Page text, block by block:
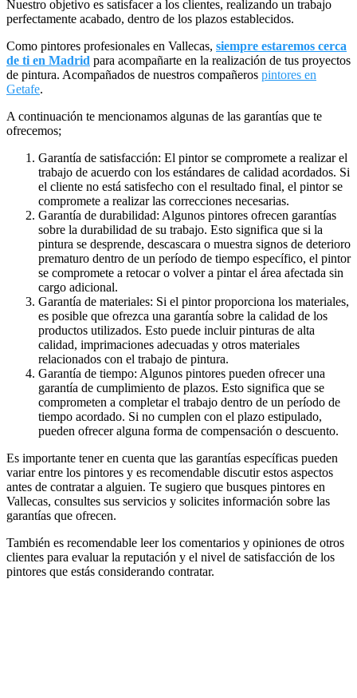
Nuestro objetivo es satisfacer a los clientes, realizando un trabajo
perfectamente acabado, dentro de los plazos establecidos.
Como pintores profesionales en Vallecas, siempre estaremos cerca
de ti en Madrid para acompañarte en la realización de tus proyectos
de pintura. Acompañados de nuestros compañeros pintores en
Getafe.
A continuación te mencionamos algunas de las garantías que te
ofrecemos;
Garantía de satisfacción: El pintor se compromete a realizar el
trabajo de acuerdo con los estándares de calidad acordados. Si
el cliente no está satisfecho con el resultado final, el pintor se
compromete a realizar las correcciones necesarias.
Garantía de durabilidad: Algunos pintores ofrecen garantías
sobre la durabilidad de su trabajo. Esto significa que si la
pintura se desprende, descascara o muestra signos de deterioro
prematuro dentro de un período de tiempo específico, el pintor
se compromete a retocar o volver a pintar el área afectada sin
cargo adicional.
Garantía de materiales: Si el pintor proporciona los materiales,
es posible que ofrezca una garantía sobre la calidad de los
productos utilizados. Esto puede incluir pinturas de alta
calidad, imprimaciones adecuadas y otros materiales
relacionados con el trabajo de pintura.
Garantía de tiempo: Algunos pintores pueden ofrecer una
garantía de cumplimiento de plazos. Esto significa que se
comprometen a completar el trabajo dentro de un período de
tiempo acordado. Si no cumplen con el plazo estipulado,
pueden ofrecer alguna forma de compensación o descuento.
Es importante tener en cuenta que las garantías específicas pueden
variar entre los pintores y es recomendable discutir estos aspectos
antes de contratar a alguien. Te sugiero que busques pintores en
Vallecas, consultes sus servicios y solicites información sobre las
garantías que ofrecen.
También es recomendable leer los comentarios y opiniones de otros
clientes para evaluar la reputación y el nivel de satisfacción de los
pintores que estás considerando contratar.